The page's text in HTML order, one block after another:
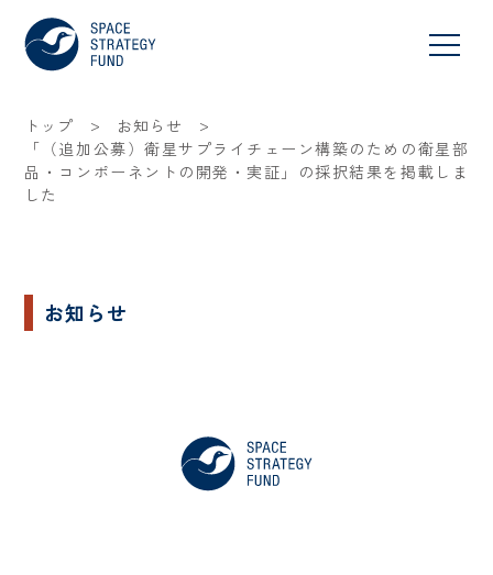
トップ > お知らせ
>
「（追加公募）衛星サプライチェーン構築のための衛星部
品・コンポーネントの開発・実証」の採択結果を掲載しま
した
お知らせ